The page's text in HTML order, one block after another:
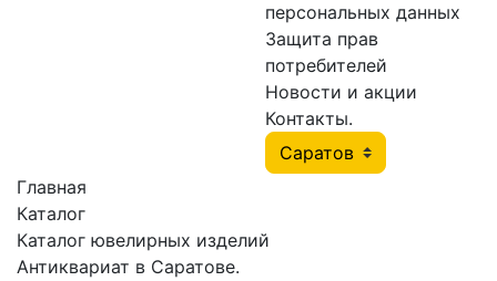
персональных данных
Защита прав
потребителей
Новости и акции
Контакты.
Главная
Каталог
Каталог ювелирных изделий
Антиквариат в Саратове.